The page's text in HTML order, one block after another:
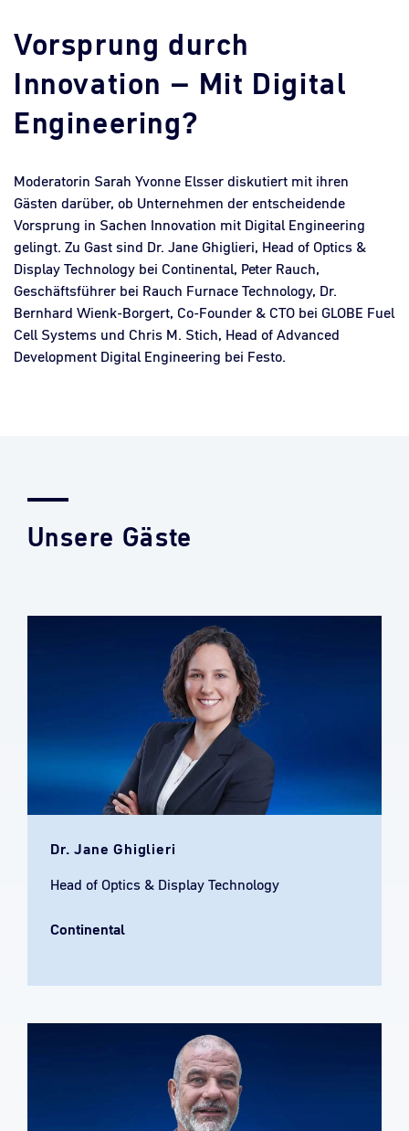
Vorsprung durch
Innovation – Mit Digital
Engineering?
Moderatorin Sarah Yvonne Elsser diskutiert mit ihren
Gästen darüber, ob Unternehmen der entscheidende
Vorsprung in Sachen Innovation mit Digital Engineering
gelingt. Zu Gast sind Dr. Jane Ghiglieri, Head of Optics &
Display Technology bei Continental, Peter Rauch,
Geschäftsführer bei Rauch Furnace Technology, Dr.
Bernhard Wienk-Borgert, Co-Founder & CTO bei GLOBE Fuel
Cell Systems und Chris M. Stich, Head of Advanced
Development Digital Engineering bei Festo.
Unsere Gäste
Dr. Jane Ghiglieri​
Head of Optics & Display Technology
Continental​